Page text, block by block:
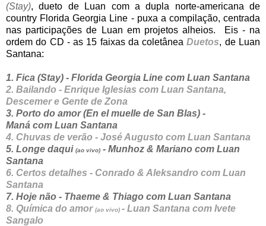
(Stay), dueto de Luan com a dupla norte-americana de
country Florida Georgia Line - puxa a compilação, centrada
nas participações de Luan em projetos alheios. Eis - na
ordem do CD - as 15 faixas da coletâneaDuetos, de Luan
Santana:
1. Fica (Stay) - Florida Georgia Line com Luan Santana
2. Bailando - Enrique Iglesias com Luan Santana,
Descemer e Gente de Zona
3. Porto do amor (En el muelle de San Blas) -
Maná com Luan Santana
4. Chuvas de verão - José Augusto com Luan Santana
5. Longe daqui (ao vivo) - Munhoz & Mariano com Luan
Santana
6. Certos detalhes - Conrado & Aleksandro com Luan
Santana
7. Hoje não - Thaeme & Thiago com Luan Santana
8. Química do amor (ao vivo) - Luan Santana com Ivete
Sangalo